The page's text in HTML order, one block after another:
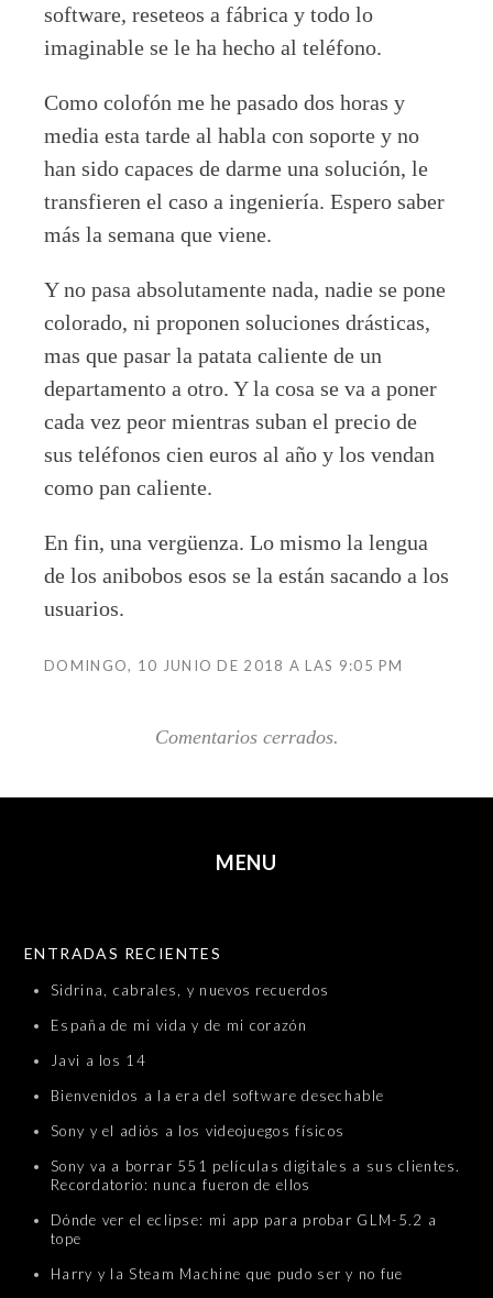
software, reseteos a fábrica y todo lo
imaginable se le ha hecho al teléfono.
Como colofón me he pasado dos horas y
media esta tarde al habla con soporte y no
han sido capaces de darme una solución, le
transfieren el caso a ingeniería. Espero saber
más la semana que viene.
Y no pasa absolutamente nada, nadie se pone
colorado, ni proponen soluciones drásticas,
mas que pasar la patata caliente de un
departamento a otro. Y la cosa se va a poner
cada vez peor mientras suban el precio de
sus teléfonos cien euros al año y los vendan
como pan caliente.
En fin, una vergüenza. Lo mismo la lengua
de los anibobos esos se la están sacando a los
usuarios.
DOMINGO, 10 JUNIO DE 2018 A LAS 9:05 PM
Comentarios cerrados.
MENU
ENTRADAS RECIENTES
Sidrina, cabrales, y nuevos recuerdos
España de mi vida y de mi corazón
Javi a los 14
Bienvenidos a la era del software desechable
Sony y el adiós a los videojuegos físicos
Sony va a borrar 551 películas digitales a sus clientes.
Recordatorio: nunca fueron de ellos
Dónde ver el eclipse: mi app para probar GLM-5.2 a
tope
Harry y la Steam Machine que pudo ser y no fue